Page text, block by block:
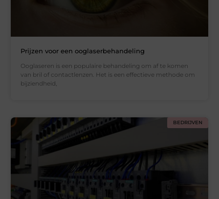
Prijzen voor een ooglaserbehandeling
Ooglaseren is een populaire behandeling om af te komen
van bril of contactlenzen. Het is een effectieve methode om
bijziendheid,
BEDRIJVEN